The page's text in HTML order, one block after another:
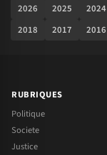
2026 2025 2024
2018
2017 2016
RUBRIQUES
Politique
Societe
Justice